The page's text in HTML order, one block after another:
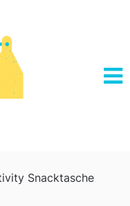
Snacktasche